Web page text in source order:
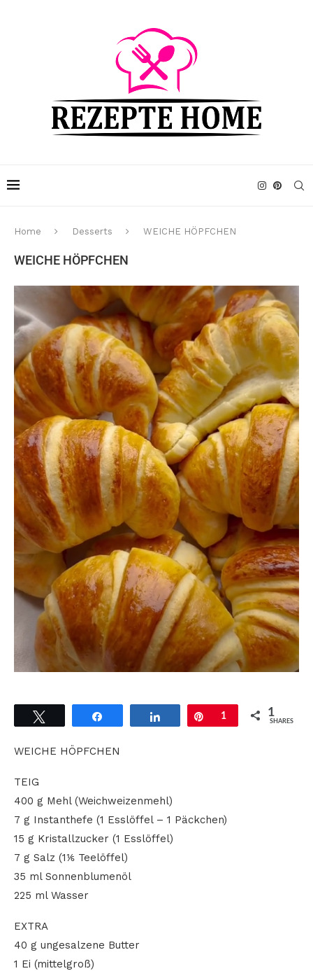
Home Desserts WEICHE HÖPFCHEN
WEICHE HÖPFCHEN
Pin
1 1
SHARES
WEICHE HÖPFCHEN
TEIG
400 g Mehl (Weichweizenmehl)
7 g Instanthefe (1 Esslöffel – 1 Päckchen)
15 g Kristallzucker (1 Esslöffel)
7 g Salz (1⅙ Teelöffel)
35 ml Sonnenblumenöl
225 ml Wasser
EXTRA
40 g ungesalzene Butter
1 Ei (mittelgroß)